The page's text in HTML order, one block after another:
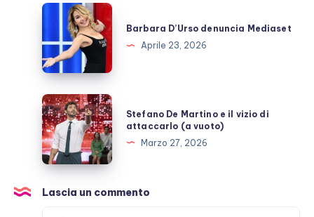
GFVip?
Barbara
D’Urso
denuncia
Mediaset
Barbara D’Urso denuncia Mediaset
Aprile 23, 2026
Stefano
De
Martino
e
vizio
di
Stefano De Martino e il vizio di
attaccarlo (a vuoto)
Marzo 27, 2026
Lascia un commento